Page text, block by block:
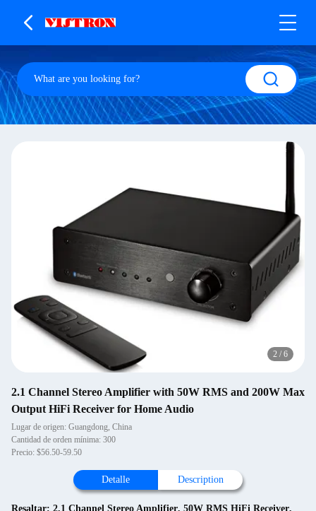
2 / 6
2.1 Channel Stereo Amplifier with 50W RMS and 200W Max
Output HiFi Receiver for Home Audio
Lugar de origen: Guangdong, China
Cantidad de orden mínima: 300
Precio: $56.50-59.50
Detalle Description
Resaltar: 2.1 Channel Stereo Amplifier, 50W RMS HiFi Receiver,